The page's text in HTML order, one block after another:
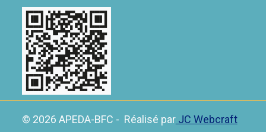
© 2026 APEDA-BFC - Réalisé parJC Webcraft